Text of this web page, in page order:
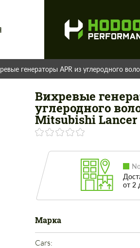
генераторы APR из углеродного
Вихревые
углеродного
Mitsubishi Lancer
от 2
Марка
Cars: